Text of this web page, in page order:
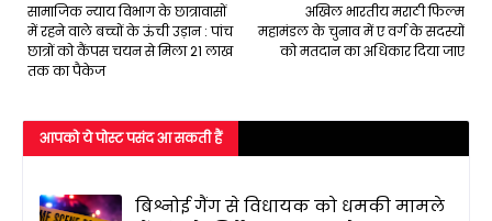
अखिल भारतीय मराठी फिल्म
महामंडल के चुनाव में ए वर्ग के सदस्यों
को मतदान का अधिकार दिया जाए
सामाजिक न्याय विभाग के छात्रावासों
में रहने वाले बच्चों के ऊंची उड़ान : पांच
छात्रों को कैंपस चयन से मिला 21 लाख
तक का पैकेज
आपको ये पोस्ट पसंद आ सकती हैं
बिश्नोई गैंग से विधायक को धमकी मामले